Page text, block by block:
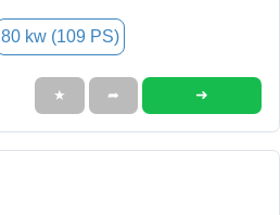
80 kw (109 PS)
★ ➦ ➜